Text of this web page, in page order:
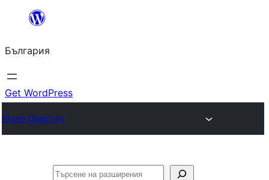
България
Get WordPress
Plugin Directory
Търсене